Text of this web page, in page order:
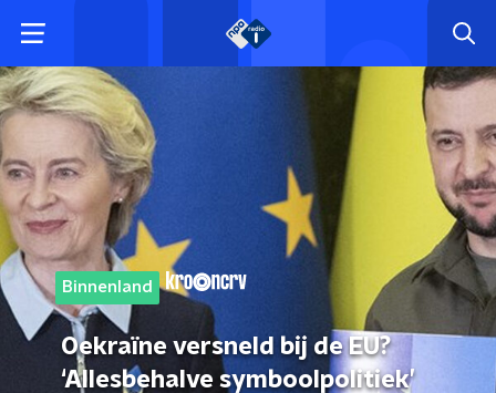
Binnenland
Oekraïne versneld bij de EU?
‘Allesbehalve symboolpolitiek’